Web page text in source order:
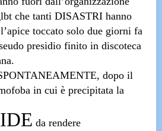
che tanti DISASTRI hanno
toccato solo due giorni fa
presidio finito in discoteca
dopo il
in cui è precipitata la
da rendere